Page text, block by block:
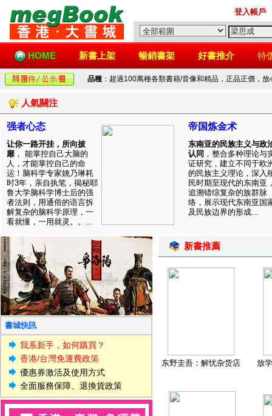
登入帳戶
HOME 新書上架 暢銷書架 好書推介 特
品種 ：超過100萬種各類書籍/音像和精品，正品正價，
人氣關注
强者心态
让你一路开挂，所向披
靡 ， 能掌控自己大脑的
人，才能掌控自己的命
运！脑科学专家姚乃琳耗
时3年，亲自执笔，揭秘耶
鲁大学脑科学博士后的强
者法则，用通俗的语言拆
解复杂的脑科学原理，一
看就懂，一用就灵。。...
帝国炼金术
东南亚的民族主义与政
认同 ，整合多种理论与
证研究，建立不同于欧
的民族主义理论，深入
民时期至现代的东南亚
追溯错综复杂的族群脉
络，展示现代东南亚国
及民族边界的形成...
書城快訊
我系新手，如何購買？
香港/台灣免運費政策
優惠券激活及使用方式
全面服務保障、退換貨政策
新書推薦
东野圭吾：解忧杂货店 放